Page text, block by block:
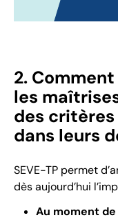
2.
les
des
dans leurs
SEVE-TP permet
dès aujourd’hui
Au moment